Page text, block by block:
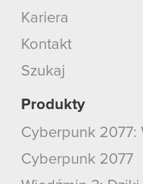
Kariera
Kontakt
Szukaj
Produkty
Cyberpunk 2077:
Cyberpunk 2077